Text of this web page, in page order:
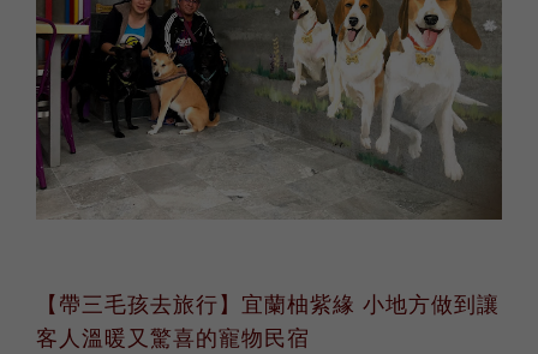
【帶三毛孩去旅行】宜蘭柚紫緣 小地方做到讓
客人溫暖又驚喜的寵物民宿